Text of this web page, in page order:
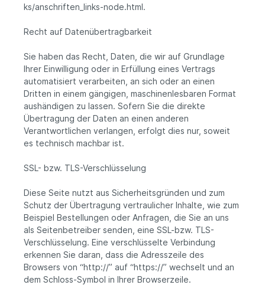
ks/anschriften_links-node.html.
Recht auf Datenübertragbarkeit
Sie haben das Recht, Daten, die wir auf Grundlage
Ihrer Einwilligung oder in Erfüllung eines Vertrags
automatisiert verarbeiten, an sich oder an einen
Dritten in einem gängigen, maschinenlesbaren Format
aushändigen zu lassen. Sofern Sie die direkte
Übertragung der Daten an einen anderen
Verantwortlichen verlangen, erfolgt dies nur, soweit
es technisch machbar ist.
SSL- bzw. TLS-Verschlüsselung
Diese Seite nutzt aus Sicherheitsgründen und zum
Schutz der Übertragung vertraulicher Inhalte, wie zum
Beispiel Bestellungen oder Anfragen, die Sie an uns
als Seitenbetreiber senden, eine SSL-bzw. TLS-
Verschlüsselung. Eine verschlüsselte Verbindung
erkennen Sie daran, dass die Adresszeile des
Browsers von “http://” auf “https://” wechselt und an
dem Schloss-Symbol in Ihrer Browserzeile.